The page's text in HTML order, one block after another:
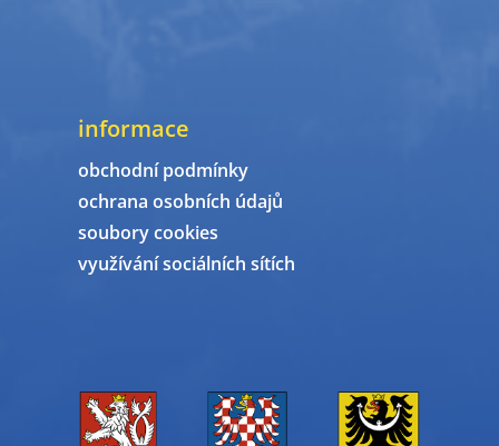
informace
obchodní podmínky
ochrana osobních údajů
soubory cookies
využívání sociálních sítích